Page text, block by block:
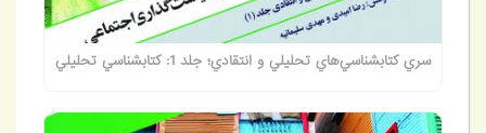
سري کتابشناسي‌هاي تحليلي و انتقادي؛ جلد 1: کتابشناسي تحليلي